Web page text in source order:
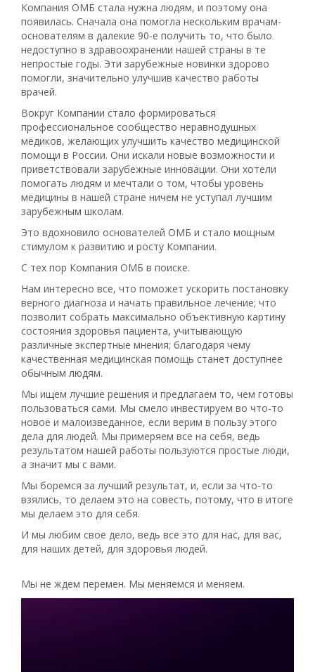
Компания ОМБ стала нужна людям, и поэтому она
появилась. Сначала она помогла нескольким врачам-
основателям в далекие 90-е получить то, что было
недоступно в здравоохранении нашей страны в те
непростые годы. Эти зарубежные новинки здорово
помогли, значительно улучшив качество работы
врачей.
Вокруг Компании стало формироваться
профессиональное сообщество неравнодушных
медиков, желающих улучшить качество медицинской
помощи в России. Они искали новые возможности и
приветствовали зарубежные инновации. Они хотели
помогать людям и мечтали о том, чтобы уровень
медицины в нашей стране ничем не уступал лучшим
зарубежным школам.
Это вдохновило основателей ОМБ и стало мощным
стимулом к развитию и росту Компании.
С тех пор Компания ОМБ в поиске.
Нам интересно все, что поможет ускорить постановку
верного диагноза и начать правильное лечение; что
позволит собрать максимально объективную картину
состояния здоровья пациента, учитывающую
различные экспертные мнения; благодаря чему
качественная медицинская помощь станет доступнее
обычным людям.
Мы ищем лучшие решения и предлагаем то, чем готовы
пользоваться сами. Мы смело инвестируем во что-то
новое и малоизведанное, если верим в пользу этого
дела для людей. Мы примеряем все на себя, ведь
результатом нашей работы пользуются простые люди,
а значит мы с вами.
Мы боремся за лучший результат, и, если за что-то
взялись, то делаем это на совесть, потому, что в итоге
мы делаем это для себя.
И мы любим свое дело, ведь все это для нас, для вас,
для наших детей, для здоровья людей.
Мы не ждем перемен. Мы меняемся и меняем.